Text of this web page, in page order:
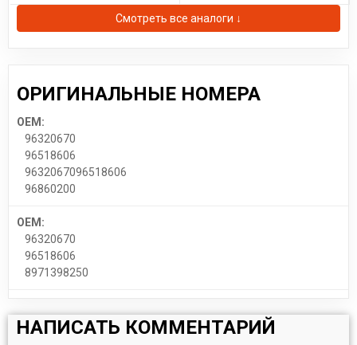
Смотреть все аналоги ↓
ОРИГИНАЛЬНЫЕ НОМЕРА
OEM:
96320670
96518606
9632067096518606
96860200
OEM:
96320670
96518606
8971398250
НАПИСАТЬ КОММЕНТАРИЙ